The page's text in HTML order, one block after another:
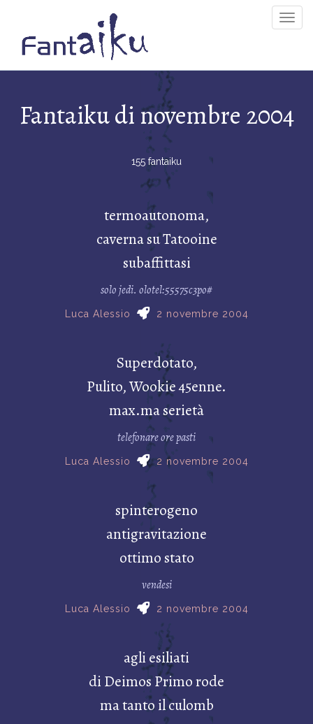
Fantaiku di novembre 2004
155 fantaiku
termoautonoma,
caverna su Tatooine
subaffittasi
solo jedi. olotel:55575c3po#
Luca Alessio 2 novembre 2004
Superdotato,
Pulito, Wookie 45enne.
max.ma serietà
telefonare ore pasti
Luca Alessio 2 novembre 2004
spinterogeno
antigravitazione
ottimo stato
vendesi
Luca Alessio 2 novembre 2004
agli esiliati
di Deimos Primo rode
ma tanto il culomb